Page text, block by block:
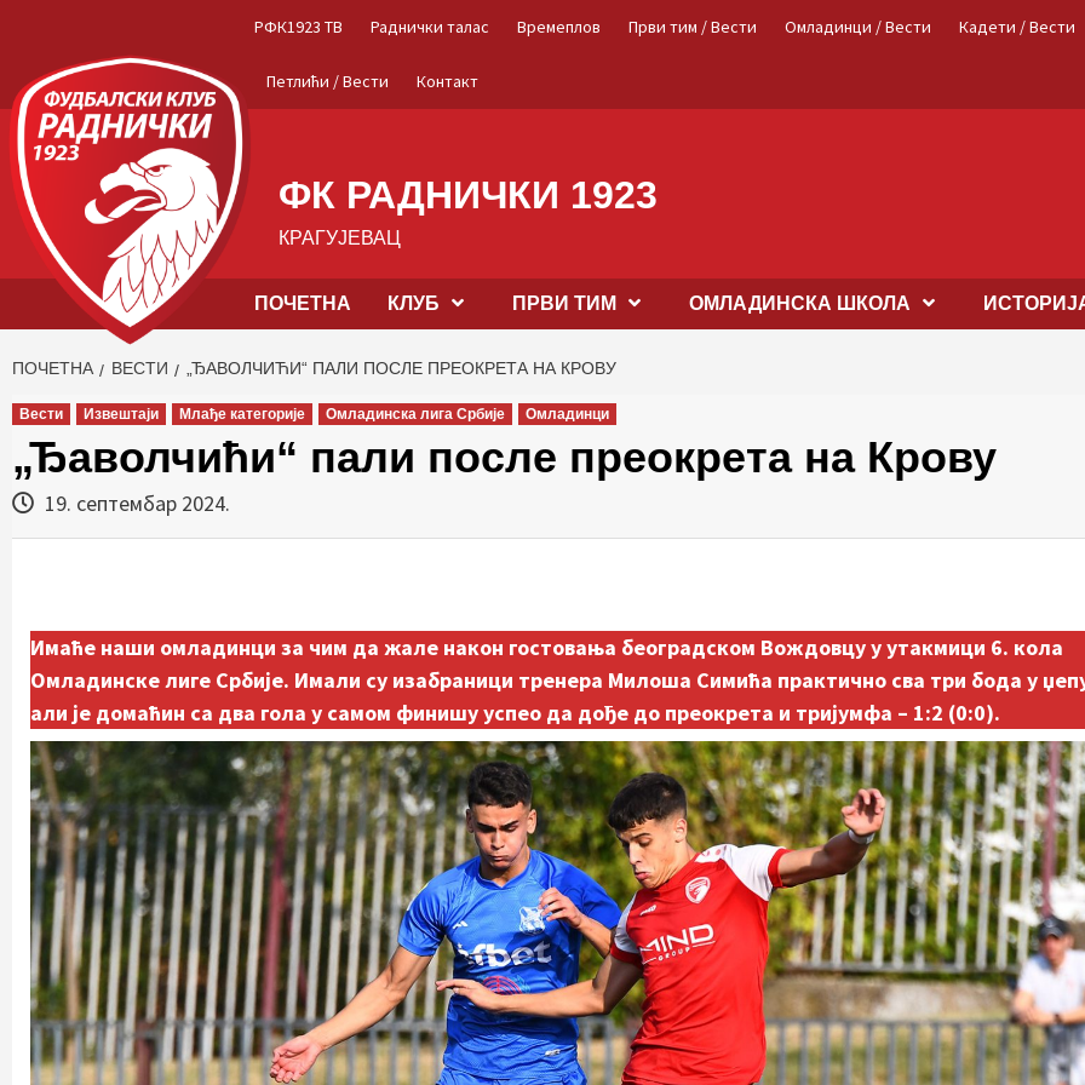
content
РФК1923 ТВ Раднички талас Времеплов Први тим / Вести Омладинци / Вести Кадети / Вести
Петлићи / Вести Контакт
ФК РАДНИЧКИ 1923
КРАГУЈЕВАЦ
ПОЧЕТНА КЛУБ ПРВИ ТИМ OМЛАДИНСКА ШКОЛА
ПОЧЕТНА ВЕСТИ „ЂАВОЛЧИЋИ“ ПАЛИ ПОСЛЕ ПРЕОКРЕТА НА КРОВУ
Вести Извештаји Млађе категорије Омладинска лига Србије Омладинци
„Ђаволчићи“ пали после преокрета на Крову
19. септембар 2024.
Имаће наши омладинци за чим да жале након гостовања београдском Вождовцу у утакмици 6. кола
Омладинске лиге Србије. Имали су изабраници тренера Милоша Симића практично сва три бода у
али је домаћин са два гола у самом финишу успео да дође до преокрета и тријумфа – 1:2 (0:0).